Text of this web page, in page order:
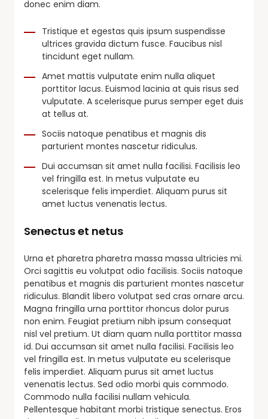
donec enim diam.
Tristique et egestas quis ipsum suspendisse
ultrices gravida dictum fusce. Faucibus nisl
tincidunt eget nullam.
Amet mattis vulputate enim nulla aliquet
porttitor lacus. Euismod lacinia at quis risus sed
vulputate. A scelerisque purus semper eget duis
at tellus at.
Sociis natoque penatibus et magnis dis
parturient montes nascetur ridiculus.
Dui accumsan sit amet nulla facilisi. Facilisis leo
vel fringilla est. In metus vulputate eu
scelerisque felis imperdiet. Aliquam purus sit
amet luctus venenatis lectus.
Senectus et netus
Urna et pharetra pharetra massa massa ultricies mi.
Orci sagittis eu volutpat odio facilisis. Sociis natoque
penatibus et magnis dis parturient montes nascetur
ridiculus. Blandit libero volutpat sed cras ornare arcu.
Magna fringilla urna porttitor rhoncus dolor purus
non enim. Feugiat pretium nibh ipsum consequat
nisl vel pretium. Ut diam quam nulla porttitor massa
id. Dui accumsan sit amet nulla facilisi. Facilisis leo
vel fringilla est. In metus vulputate eu scelerisque
felis imperdiet. Aliquam purus sit amet luctus
venenatis lectus. Sed odio morbi quis commodo.
Commodo nulla facilisi nullam vehicula.
Pellentesque habitant morbi tristique senectus. Eros